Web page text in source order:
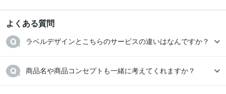
よくある質問
ラベルデザインとこちらのサービスの違いはなんですか？
商品名や商品コンセプトも一緒に考えてくれますか？